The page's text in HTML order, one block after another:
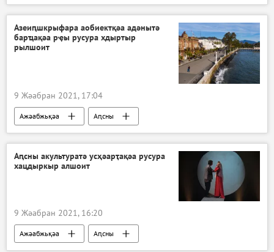
Азеиԥшкрыфара аобиектқәа адәнытә
барҵақәа рҿы русура хдыртыр
рылшоит
9 Жәабран 2021, 17:04
Ажәабжьқәа Аԥсны
Аԥсны акультуратә усҳәарҭақәа русура
хацдыркыр алшоит
9 Жәабран 2021, 16:20
Ажәабжьқәа
Аԥсны